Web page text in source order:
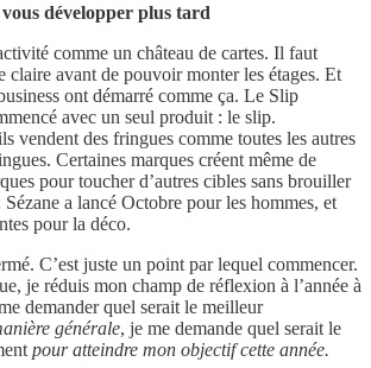
développer plus tard
comme un château de cartes. Il faut
claire avant de pouvoir monter les étages. Et
ont démarré comme ça. Le Slip
avec un seul produit : le slip.
vendent des fringues comme toutes les autres
Certaines marques créent même de
pour toucher d’autres cibles sans brouiller
Sézane a lancé Octobre pour les hommes, et
pour la déco.
C’est juste un point par lequel commencer.
je réduis mon champ de réflexion à l’année à
demander quel serait le meilleur
générale, je me demande quel serait le
pour atteindre mon objectif cette année.